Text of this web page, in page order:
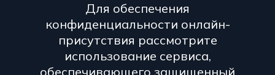
Для обеспечения
конфиденциальности онлайн-
присутствия рассмотрите
использование сервиса,
обеспечивающего защищенный